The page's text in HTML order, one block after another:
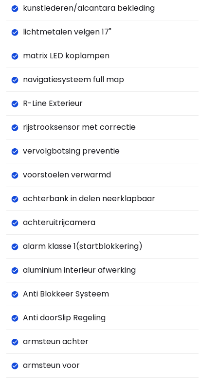
kunstlederen/alcantara bekleding
lichtmetalen velgen 17"
matrix LED koplampen
navigatiesysteem full map
R-Line Exterieur
rijstrooksensor met correctie
vervolgbotsing preventie
voorstoelen verwarmd
achterbank in delen neerklapbaar
achteruitrijcamera
alarm klasse 1(startblokkering)
aluminium interieur afwerking
Anti Blokkeer Systeem
Anti doorSlip Regeling
armsteun achter
armsteun voor